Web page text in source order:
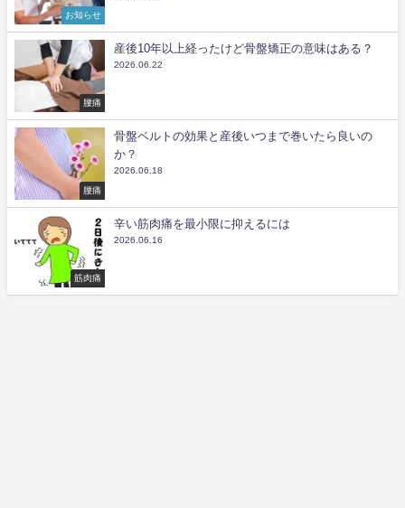
お知らせ
腰痛
産後10年以上経ったけど骨盤矯正の意味はある？
2026.06.22
腰痛
骨盤ベルトの効果と産後いつまで巻いたら良いの
か？
2026.06.18
筋肉痛
辛い筋肉痛を最小限に抑えるには
2026.06.16